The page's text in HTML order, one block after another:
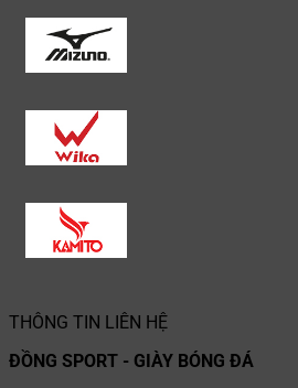
THÔNG TIN LIÊN HỆ
ĐỒNG SPORT - GIÀY BÓNG ĐÁ